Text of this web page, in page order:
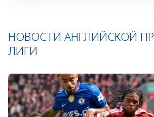
НОВОСТИ АНГЛИЙСКОЙ
ЛИГИ